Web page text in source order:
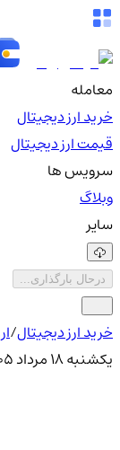
معامله
خرید ارز دیجیتال
قیمت ارز دیجیتال
سرویس ها
وبلاگ
سایر
درحال بارگذاری...
خرید ارز دیجیتال/
یکشنبه ۱۸ مرداد ۱۴۰۵